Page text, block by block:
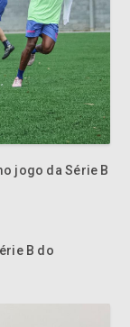
jogo da Série B
B do